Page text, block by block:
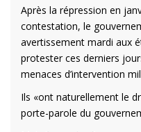
Après la répression en
contestation, le
avertissement mardi aux
protester ces derniers
menaces d’intervention
Ils «ont naturellement le
porte-parole du